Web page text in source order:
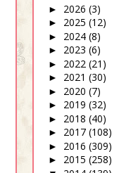
► 2026 (3)
► 2025 (12)
► 2024 (8)
► 2023 (6)
► 2022 (21)
► 2021 (30)
► 2020 (7)
► 2019 (32)
► 2018 (40)
► 2017 (108)
► 2016 (309)
► 2015 (258)